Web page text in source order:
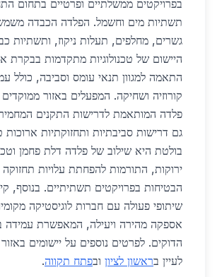
בפרויקטים ממשלתיים ופרטיים בתחום
תשתיות מים וחשמל. הפלדה הכבדה
גשרים, מחלפים, תעלות ניקוז, ותשתיות
היישום של טכנולוגיות מתקדמות בבקרת
התאמה למגוון תנאי עומס וסביבה, כולל
קורוזיה ושחיקה. המפעלים באזור
פלדה המותאמת לדרישות התקנים
גם דרישות סביבתיות ותחזוקתיות ארוכות
בולטת היא שילוב של פלדה דלת פחמן
ירוקות, התורמות להפחתת עלויות תחזוקה
הבטיחות בפרויקטים תשתיתיים. בנוסף,
שיתופי פעולה עם חברות לוגיסטיקה
אספקה מהירה ויעילה, המאפשרת עמידה
הדוקים. לפרטים נוספים על יישומים
לעיין בראשון לציון ובפתח תקווה.